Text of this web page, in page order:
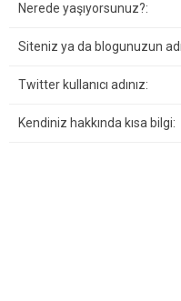
Nerede yaşıyorsunuz?:
Siteniz ya da blogunuzun
Twitter kullanıcı adınız:
Kendiniz hakkında kısa bilgi: